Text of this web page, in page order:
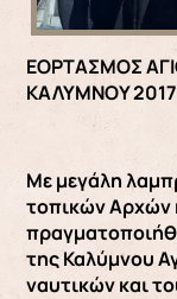
ΕΟΡΤΑΣΜΟΣ
ΚΑΛΥΜΝΟΥ 2017
Με μεγάλη
τοπικών Αρχών
της Καλύμνου
ναυτικών και